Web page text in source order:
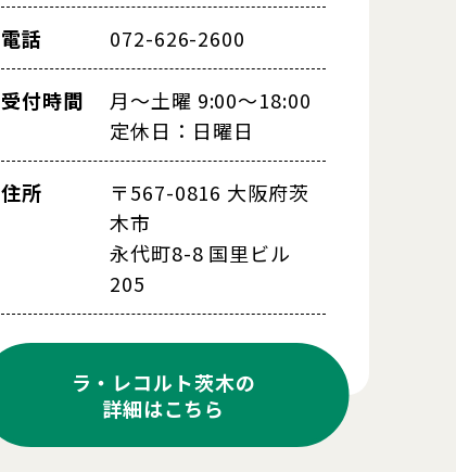
電話 072-626-2600
受付時間
月～土曜 9:00～18:00
定休日：日曜日
住所
〒567-0816 大阪府茨
木市
永代町8-8 国里ビル
205
ラ・レコルト茨木の
詳細はこちら